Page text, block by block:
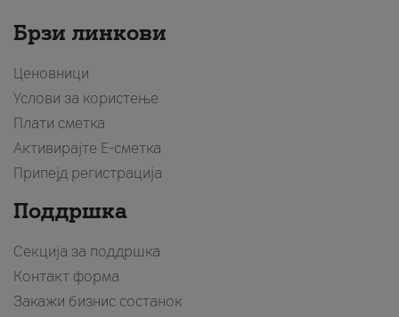
Брзи линкови
Ценовници
Услови за користење
Плати сметка
Активирајте Е-сметка
Припејд регистрација
Поддршка
Секција за поддршка
Контакт форма
Закажи бизнис состанок